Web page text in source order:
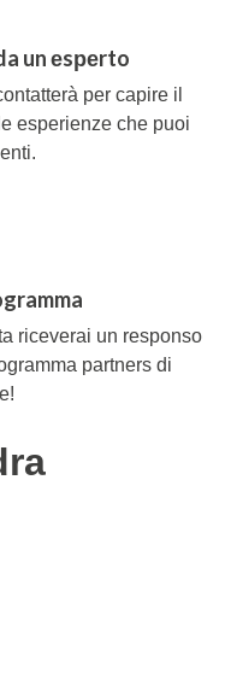
un esperto
per capire il
esperienze che puoi
riceverai un responso
partners di